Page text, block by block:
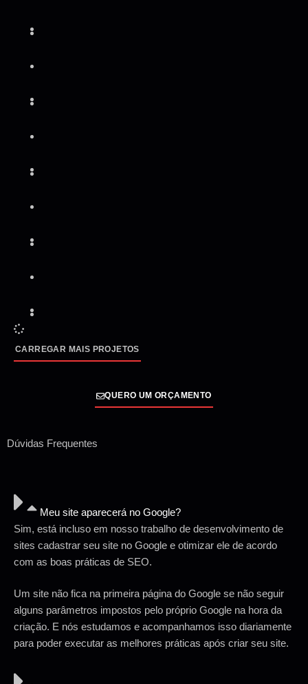
CARREGAR MAIS PROJETOS
QUERO UM ORÇAMENTO
Dúvidas Frequentes
Meu site aparecerá no Google?
Sim, está incluso em nosso trabalho de desenvolvimento de
sites cadastrar seu site no Google e otimizar ele de acordo
com as boas práticas de SEO.
Um site não fica na primeira página do Google se não seguir
alguns parâmetros impostos pelo próprio Google na hora da
criação. E nós estudamos e acompanhamos isso diariamente
para poder executar as melhores práticas após criar seu site.